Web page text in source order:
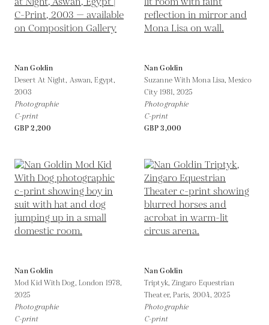
Nan Goldin
Desert At Night, Aswan, Egypt,
2003
Photographie
C-print
GBP 2,200
Nan Goldin
Suzanne With Mona Lisa, Mexico
City 1981,2025
Photographie
C-print
GBP 3,000
Nan Goldin
Mod Kid With Dog, London 1978,
2025
Photographie
C-print
Nan Goldin
Triptyk, Zingaro Equestrian
Theater, Paris, 2004,2025
Photographie
C-print